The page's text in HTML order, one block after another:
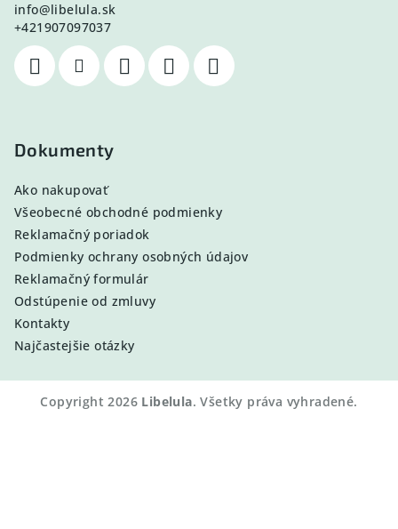
info@libelula.sk
+421907097037
Dokumenty
Ako nakupovať
Všeobecné obchodné podmienky
Reklamačný poriadok
Podmienky ochrany osobných údajov
Reklamačný formulár
Odstúpenie od zmluvy
Kontakty
Najčastejšie otázky
Copyright 2026 Libelula. Všetky práva vyhradené.